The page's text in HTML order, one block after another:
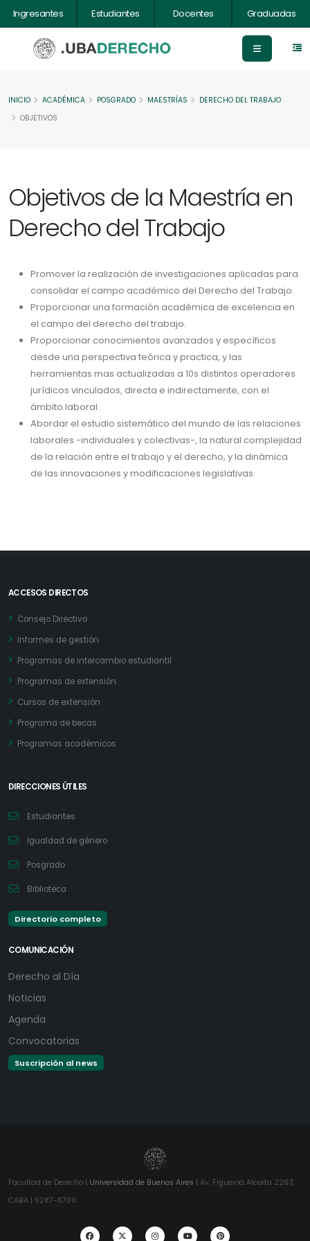
Ingresantes Estudiantes Docentes Graduadas
INICIO ACADÉMICA POSGRADO MAESTRÍAS
DERECHO DEL TRABAJO
OBJETIVOS
Objetivos de la Maestría en
Derecho del Trabajo
Promover la realización de investigaciones aplicadas para
consolidar el campo académico del Derecho del Trabajo.
Proporcionar una formación académica de excelencia en
el campo del derecho del trabajo.
Proporcionar conocimientos avanzados y específicos
desde una perspectiva teórica y practica, y las
herramientas mas actualizadas a 10s distintos operadores
jurídicos vinculados, directa e indirectamente, con el
ámbito laboral.
Abordar el estudio sistemático del mundo de las relaciones
laborales -individuales y colectivas-, la natural complejidad
de la relación entre el trabajo y el derecho, y la dinámica
de las innovaciones y modificaciones legislativas.
ACCESOS DIRECTOS
Consejo Directivo
Informes de gestión
Programas de intercambio estudiantil
Programas de extensión
Cursos de extensión
Programa de becas
Programas académicos
DIRECCIONES ÚTILES
Estudiantes
Igualdad de género
Posgrado
Biblioteca
Directorio completo
COMUNICACIÓN
Derecho al Día
Noticias
Agenda
Convocatorias
Suscripción al news
Facultad de Derecho | Universidad de Buenos Aires | Av. Figueroa Alcorta 2263,
CABA | 5287-6700